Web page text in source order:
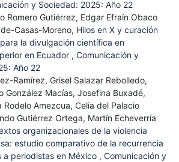
y Sociedad: 2025: Año 22
Romero Gutiérrez, Edgar Efraín Obaco
Casas-Moreno, Hilos en X y curación
la divulgación científica en
en Ecuador , Comunicación y
Año 22
Ramírez, Grisel Salazar Rebolledo,
González Macías, Josefina Buxadé,
Rodelo Amezcua, Celia del Palacio
Gutiérrez Ortega, Martín Echeverría
organizacionales de la violencia
estudio comparativo de la recurrencia
a periodistas en México , Comunicación y